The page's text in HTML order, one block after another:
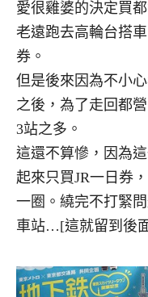
愛很雞婆的決定買
老遠跑去高輪台搭
券。
但是後來因為不小
之後，為了走 回都
3站之多。
這還不算慘，因為
起來只 買JR一日券
一圈。繞完不打緊
車站…[這就留到後